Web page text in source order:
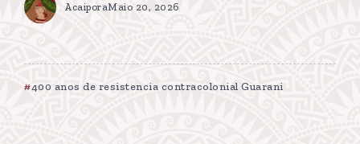
AcaiporaMaio 20, 2026
400 anos de resistencia contracolonial Guarani